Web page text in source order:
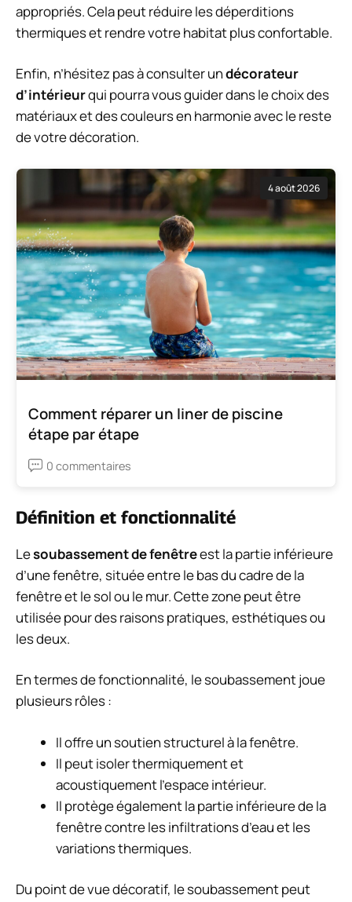
appropriés. Cela peut réduire les déperditions
thermiques et rendre votre habitat plus confortable.
Enfin, n’hésitez pas à consulter undécorateur
d’intérieurqui pourra vous guider dans le choix des
matériaux et des couleurs en harmonie avec le reste
de votre décoration.
4 août 2026
Comment réparer un liner de piscine
étape par étape
0 commentaires
Définition et fonctionnalité
Lesoubassement de fenêtreest la partie inférieure
d’une fenêtre, située entre le bas du cadre de la
fenêtre et le sol ou le mur. Cette zone peut être
utilisée pour des raisons pratiques, esthétiques ou
les deux.
En termes de fonctionnalité, le soubassement joue
plusieurs rôles :
Il offre un soutien structurel à la fenêtre.
Il peut isoler thermiquement et
acoustiquement l’espace intérieur.
Il protège également la partie inférieure de la
fenêtre contre les infiltrations d’eau et les
variations thermiques.
Du point de vue décoratif, le soubassement peut